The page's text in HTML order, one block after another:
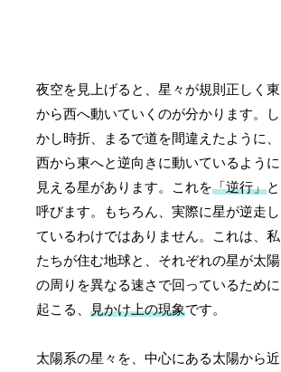
夜空を見上げると、星々が規則正しく東
から西へ動いていくのが分かります。し
かし時折、まるで道を間違えたように、
西から東へと逆向きに動いているように
見える星があります。これを「逆行」と
呼びます。もちろん、実際に星が逆走し
ているわけではありません。これは、私
たちが住む地球と、それぞれの星が太陽
の周りを異なる速さで回っているために
起こる、見かけ上の現象です。
太陽系の星々を、中心にある太陽から近